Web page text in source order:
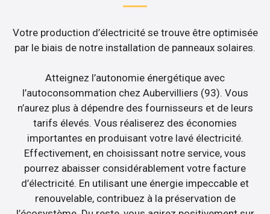
Votre production d’électricité se trouve être optimisée
par le biais de notre installation de panneaux solaires.
Atteignez l’autonomie énergétique avec
l’autoconsommation chez Aubervilliers (93). Vous
n’aurez plus à dépendre des fournisseurs et de leurs
tarifs élevés. Vous réaliserez des économies
importantes en produisant votre lavé électricité.
Effectivement, en choisissant notre service, vous
pourrez abaisser considérablement votre facture
d’électricité. En utilisant une énergie impeccable et
renouvelable, contribuez à la préservation de